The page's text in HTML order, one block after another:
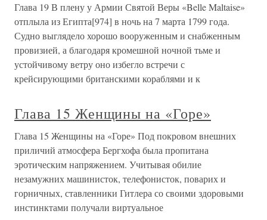
Глава 19 В плену у Армии Святой Веры «Belle Maltaise»
отплыла из Египта[974] в ночь на 7 марта 1799 года.
Судно выглядело хорошо вооруженным и снабженным
провизией, а благодаря кромешной ночной тьме и
устойчивому ветру оно избегло встречи с
крейсирующими британскими кораблями и к
Глава 15 Женщины на «Горе»
Глава 15 Женщины на «Горе» Под покровом внешних
приличий атмосфера Бергхофа была пропитана
эротическим напряжением. Учитывая обилие
незамужних машинисток, телефонисток, поварих и
горничных, ставленники Гитлера со своими здоровыми
инстинктами получали виртуальное